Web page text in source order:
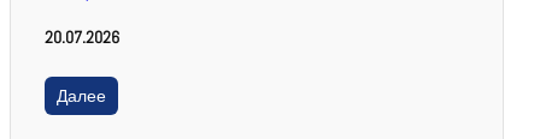
20.07.2026
Далее